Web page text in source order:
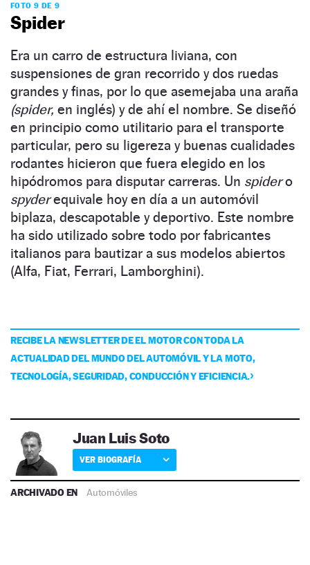
FOTO 9 DE 9
Spider
Era un carro de estructura liviana, con
suspensiones de gran recorrido y dos ruedas
grandes y finas, por lo que asemejaba una araña
(spider, en inglés) y de ahí el nombre. Se diseñó
en principio como utilitario para el transporte
particular, pero su ligereza y buenas cualidades
rodantes hicieron que fuera elegido en los
hipódromos para disputar carreras. Un spidero
spyderequivale hoy en día a un automóvil
biplaza, descapotable y deportivo. Este nombre
ha sido utilizado sobre todo por fabricantes
italianos para bautizar a sus modelos abiertos
(Alfa, Fiat, Ferrari, Lamborghini).
RECIBE LA NEWSLETTER DE EL MOTOR CON TODA LA
ACTUALIDAD DEL MUNDO DEL AUTOMÓVIL Y LA MOTO,
TECNOLOGÍA, SEGURIDAD, CONDUCCIÓN Y EFICIENCIA.
Juan Luis Soto
VER BIOGRAFÍA
ARCHIVADO EN Automóviles